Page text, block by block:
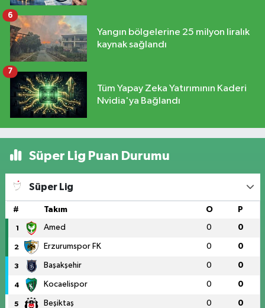
Yangın bölgelerine 25 milyon liralık
kaynak sağlandı
6
Tüm Yapay Zeka Yatırımının Kaderi
Nvidia'ya Bağlandı
7
Süper Lig Puan Durumu
Süper Lig
# Takım O P
1 Amed 0 0
2 Erzurumspor FK 0 0
3 Başakşehir 0 0
4 Kocaelispor 0 0
5 Beşiktaş 0 0